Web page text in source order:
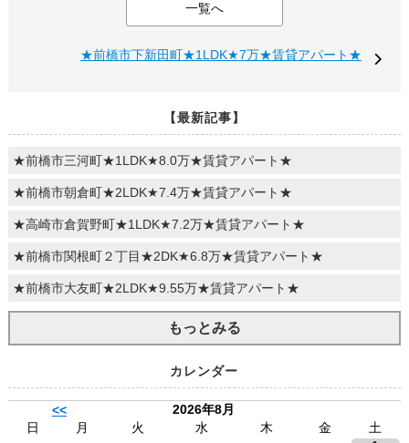
一覧へ
★前橋市下新田町★1LDK★7万★賃貸アパート★
【最新記事】
★前橋市三河町★1LDK★8.0万★賃貸アパート★
★前橋市朝倉町★2LDK★7.4万★賃貸アパート★
★高崎市倉賀野町★1LDK★7.2万★賃貸アパート★
★前橋市関根町２丁目★2DK★6.8万★賃貸アパート★
★前橋市大友町★2LDK★9.55万★賃貸アパート★
もっとみる
カレンダー
<<
2026年8月
日
月 火 水 木 金
土